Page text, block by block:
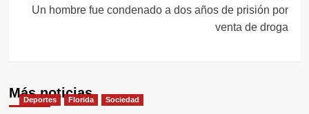
Un hombre fue condenado a dos años de prisión por
venta de droga
Más noticias
Deportes Florida Sociedad